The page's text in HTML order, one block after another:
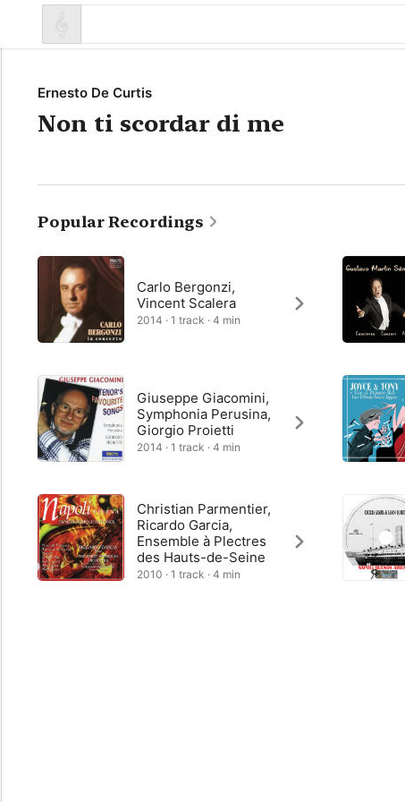
Ernesto De Curtis
Non ti scordar di me
Popular Recordings
Carlo Bergonzi,
Vincent Scalera
2014 · 1 track · 4 min
Giuseppe Giacomini,
Symphonia Perusina,
Giorgio Proietti
2014 · 1 track · 4 min
Christian Parmentier,
Ricardo Garcia,
Ensemble à Plectres
des Hauts-de-Seine
2010 · 1 track · 4 min